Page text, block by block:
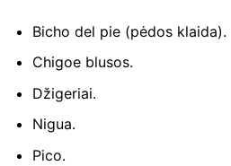
Bicho del pie (pėdos klaida).
Chigoe blusos.
Džigeriai.
Nigua.
Pico.